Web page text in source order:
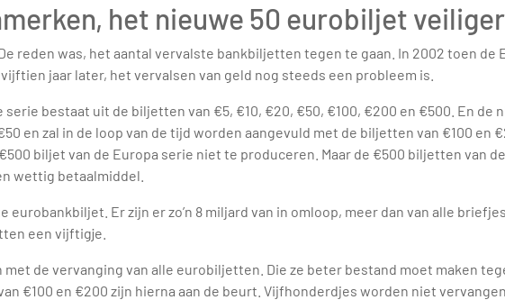
het nieuwe 50 eurobiljet
reden was, het aantal vervalste bankbiljetten tegen te gaan. In 2002 toen
jaar later, het vervalsen van geld nog steeds een probleem is.
bestaat uit de biljetten van €5, €10, €20, €50, €100, €200 en €500. En de
en zal in de loop van de tijd worden aangevuld met de biljetten van €100 en
biljet van de Europa serie niet te produceren. Maar de €500 biljetten van
wettig betaalmiddel.
Er zijn er zo’n 8 miljard van in omloop, meer dan van alle
een vijftigje.
met de vervanging van alle eurobiljetten. Die ze beter bestand moet maken
€100 en €200 zijn hierna aan de beurt. Vijfhonderdjes worden niet